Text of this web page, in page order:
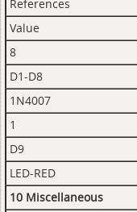
References
Value
8
D1-D8
1N4007
1
D9
LED-RED
10 Miscellaneous